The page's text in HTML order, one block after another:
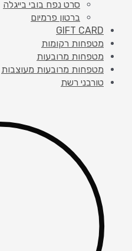
סרט נפח בובי בייגלה
ברטון פרמיום
GIFT CARD
מטפחות רקומות
מטפחות מרובעות
מטפחות מרובעות מעוצבות
טורבני רשת